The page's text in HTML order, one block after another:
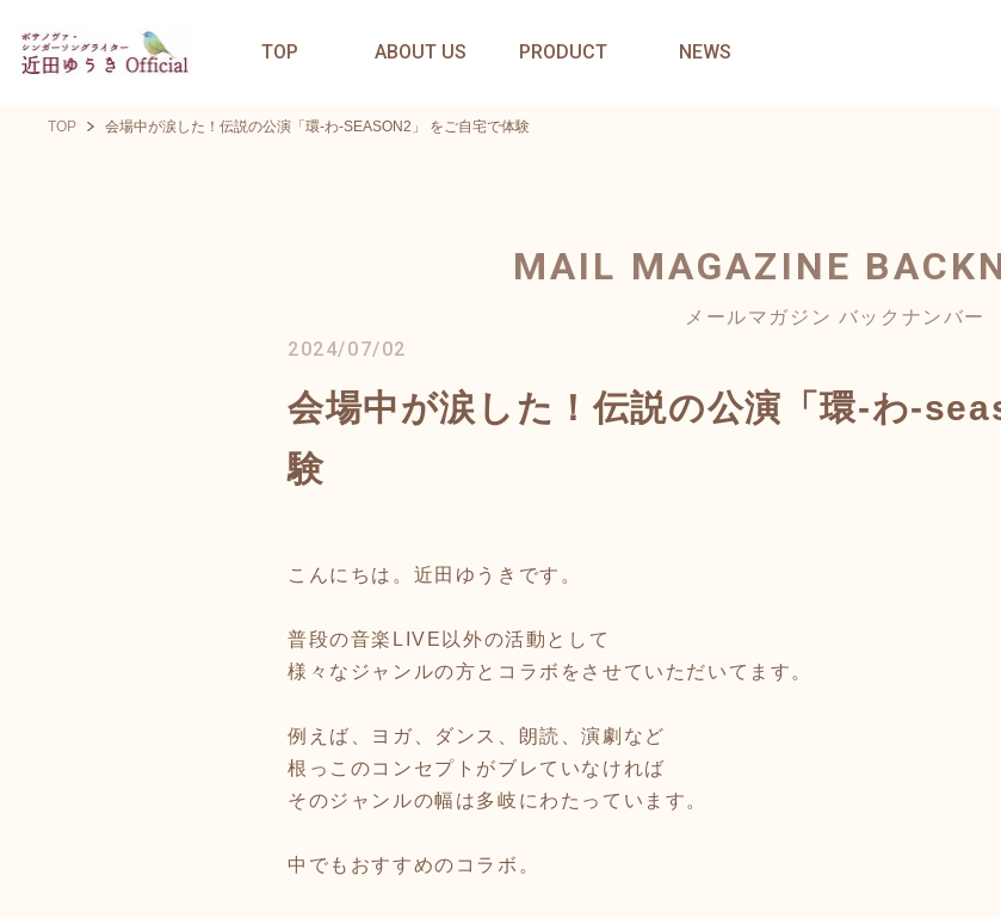
TOP ABOUT US PRODUCT NEWS
TOP 会場中が涙した！伝説の公演「環-わ-SEASON2」 をご自宅で体験
MAIL MAGAZINE
メールマガジン バックナンバー
2024/07/02
会場中が涙した！伝説の公演「環-わ-
験
こんにちは。近田ゆうきです。
普段の音楽LIVE以外の活動として
様々なジャンルの方とコラボをさせていただいてます。
例えば、ヨガ、ダンス、朗読、演劇など
根っこのコンセプトがブレていなければ
そのジャンルの幅は多岐にわたっています。
中でもおすすめのコラボ。